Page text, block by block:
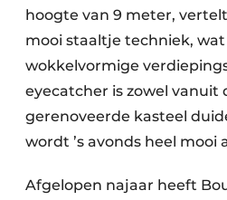
hoogte van 9 meter, vertelt
mooi staaltje techniek,
wokkelvormige
eyecatcher is zowel vanuit
gerenoveerde kasteel
wordt ’s avonds heel mooi
Afgelopen najaar heeft